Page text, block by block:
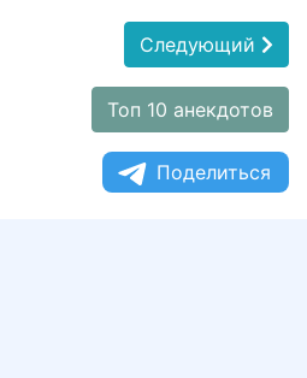
Следующий
Топ 10 анекдотов
Поделиться